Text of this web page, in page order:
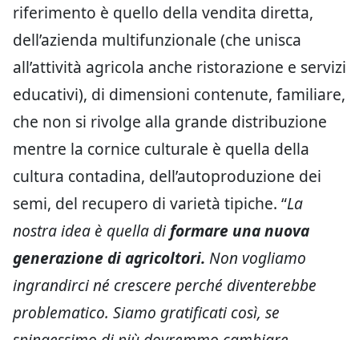
riferimento è quello della vendita diretta,
dell’azienda multifunzionale (che unisca
all’attività agricola anche ristorazione e servizi
educativi), di dimensioni contenute, familiare,
che non si rivolge alla grande distribuzione
mentre la cornice culturale è quella della
cultura contadina, dell’autoproduzione dei
semi, del recupero di varietà tipiche. “La
nostra idea è quella di formare una nuova
generazione di agricoltori. Non vogliamo
ingrandirci né crescere perché diventerebbe
problematico. Siamo gratificati così, se